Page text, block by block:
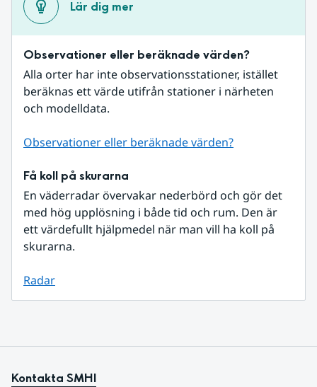
Lär dig mer
Observationer eller beräknade värden?
Alla orter har inte observationsstationer, istället
beräknas ett värde utifrån stationer i närheten
och modelldata.
Observationer eller beräknade värden?
Få koll på skurarna
En väderradar övervakar nederbörd och gör det
med hög upplösning i både tid och rum. Den är
ett värdefullt hjälpmedel när man vill ha koll på
skurarna.
Radar
Kontakta SMHI